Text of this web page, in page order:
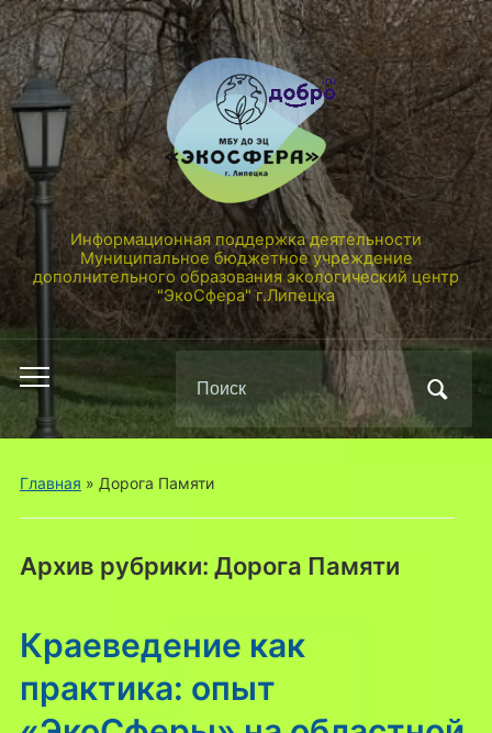
Информационная поддержка деятельности
Муниципальное бюджетное учреждение
дополнительного образования экологический центр
"ЭкоСфера" г.Липецка
Переключить
мобильное
меню
по:
Главная » Дорога Памяти
Архив рубрики: Дорога Памяти
Краеведение как
практика: опыт